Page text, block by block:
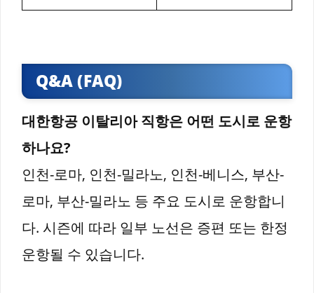
Q&A (FAQ)
대한항공 이탈리아 직항은 어떤 도시로 운항
하나요?
인천-로마, 인천-밀라노, 인천-베니스, 부산-
로마, 부산-밀라노 등 주요 도시로 운항합니
다. 시즌에 따라 일부 노선은 증편 또는 한정
운항될 수 있습니다.